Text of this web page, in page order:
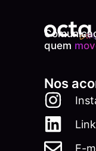
quem
Nos
E-